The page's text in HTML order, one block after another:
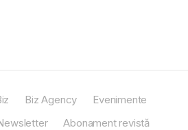
Biz Agency
Evenimente
Abonament revistă